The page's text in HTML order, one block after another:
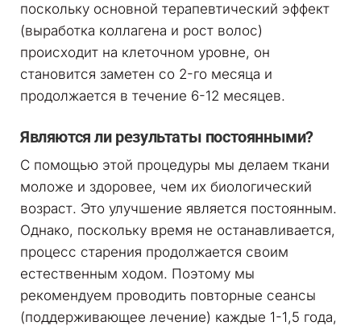
поскольку основной терапевтический эффект
(выработка коллагена и рост волос)
происходит на клеточном уровне, он
становится заметен со 2-го месяца и
продолжается в течение 6-12 месяцев.
Являются ли результаты постоянными?
С помощью этой процедуры мы делаем ткани
моложе и здоровее, чем их биологический
возраст. Это улучшение является постоянным.
Однако, поскольку время не останавливается,
процесс старения продолжается своим
естественным ходом. Поэтому мы
рекомендуем проводить повторные сеансы
(поддерживающее лечение) каждые 1-1,5 года,